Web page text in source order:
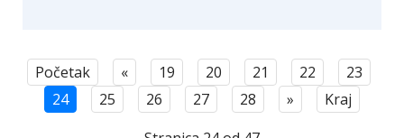
Početak « 19 20 21 22
23
24
25 26 27 28 »
Kraj